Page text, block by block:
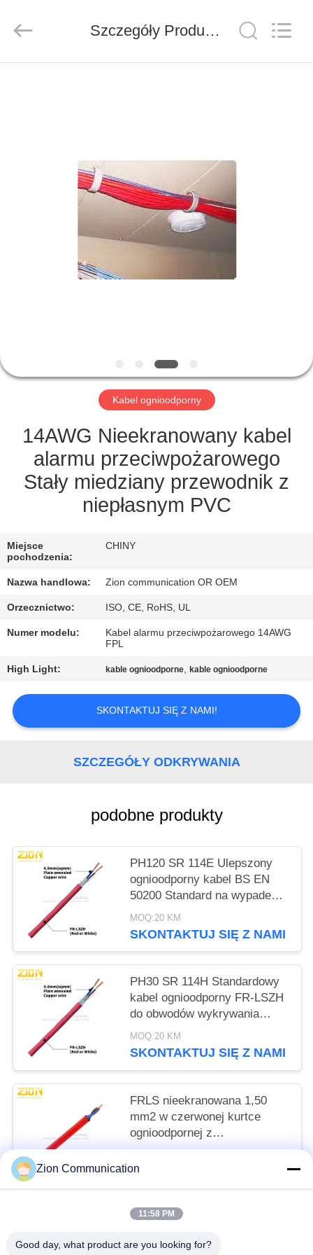
WYCIECZKA
FABRYCE
SKONTAKTUJ
NAMI
POPROSIĆ
WYCENĘ
SITEMAP
PRIVACY
LTD.
Szczegóły Produktu
Kabel ognioodporny
14AWG Nieekranowany kabel
alarmu przeciwpożarowego
Stały miedziany przewodnik z
niepłasnym PVC
Miejsce
pochodzenia:
CHINY
Nazwa handlowa: Zion communication OR OEM
Orzecznictwo: ISO, CE, RoHS, UL
Numer modelu:
Kabel alarmu przeciwpożarowego 14AWG
FPL
High Light: kable ognioodporne,kable ognioodporne
SKONTAKTUJ SIĘ Z NAMI!
SZCZEGÓŁY ODKRYWANIA
podobne produkty
PH120 SR 114E Ulepszony
ognioodporny kabel BS EN
50200 Standard na wypadek
awarii
MOQ:20 KM
SKONTAKTUJ SIĘ Z NAMI
PH30 SR 114H Standardowy
kabel ognioodporny FR-LSZH
do obwodów wykrywania
pożaru
MOQ:20 KM
SKONTAKTUJ SIĘ Z NAMI
FRLS nieekranowana 1,50
mm2 w czerwonej kurtce
ognioodpornej z
przewodnikiem z czystej
miedzi
SKONTAKTUJ SIĘ Z NAMI
Zion Communication
11:58 PM
Good day, what product are you looking for?